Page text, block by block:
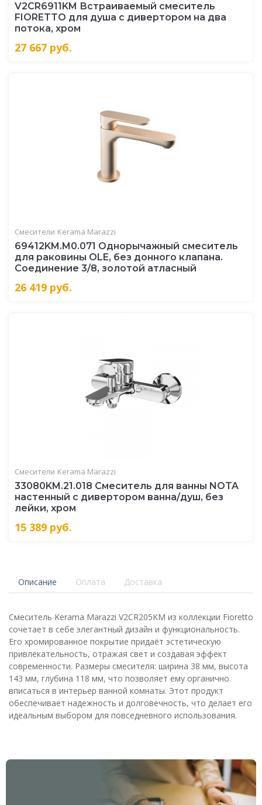
V2CR6911KM Встраиваемый смеситель
FIORETTO для душа с дивертором на два
потока, хром
27 667 руб.
Смесители Kerama Marazzi
69412KM.M0.071 Однорычажный смеситель
для раковины OLE, без донного клапана.
Соединение 3/8, золотой атласный
26 419 руб.
Смесители Kerama Marazzi
33080KM.21.018 Смеситель для ванны NOTA
настенный с дивертором ванна/душ, без
лейки, хром
15 389 руб.
Описание Оплата Доставка
Смеситель Kerama Marazzi V2CR205KM из коллекции Fioretto
сочетает в себе элегантный дизайн и функциональность.
Его хромированное покрытие придаёт эстетическую
привлекательность, отражая свет и создавая эффект
современности. Размеры смесителя: ширина 38 мм, высота
143 мм, глубина 118 мм, что позволяет ему органично
вписаться в интерьер ванной комнаты. Этот продукт
обеспечивает надежность и долговечность, что делает его
идеальным выбором для повседневного использования.